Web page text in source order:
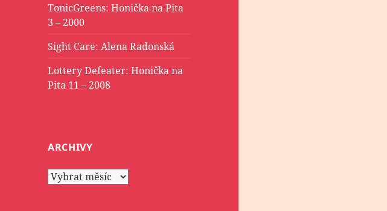
TonicGreens:Honička na Pita
3 – 2000
Sight Care:Alena Radonská
Lottery Defeater:Honička na
Pita 11 – 2008
ARCHIVY
Archivy